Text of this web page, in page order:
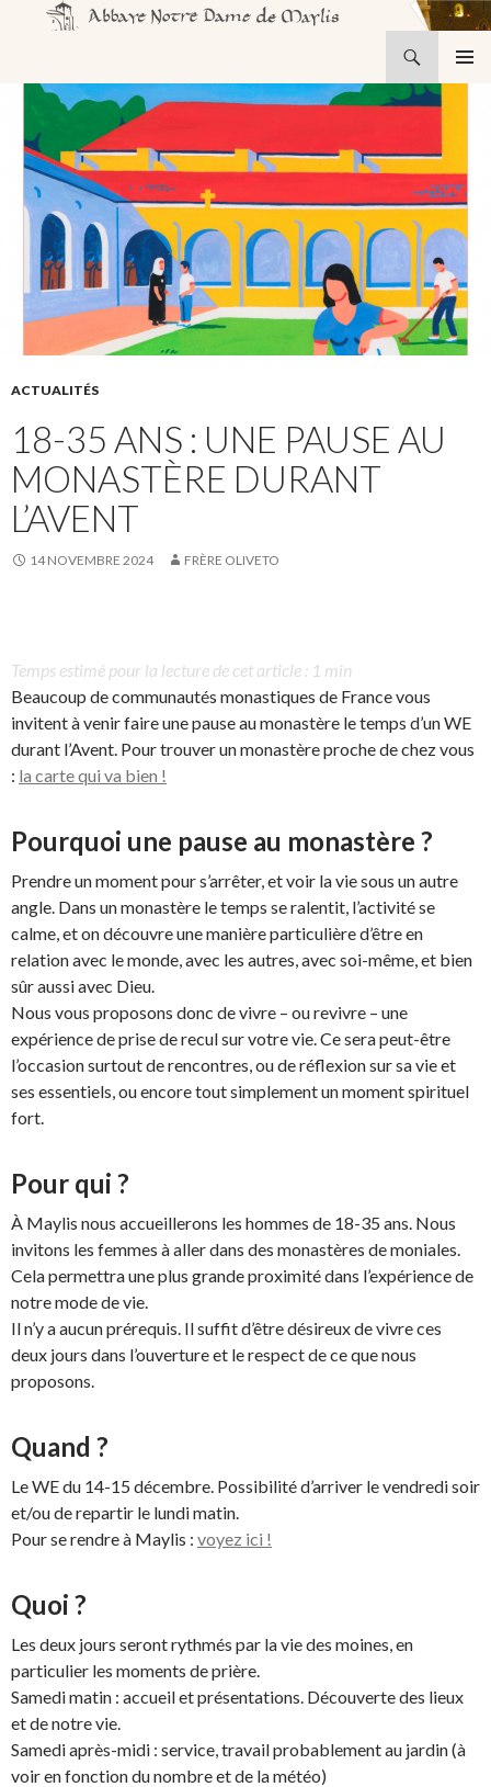
CONTENU
ACTUALITÉS
18-35 ANS : UNE PAUSE AU
MONASTÈRE DURANT
L’AVENT
14 NOVEMBRE 2024 FRÈRE OLIVETO
Temps estimé pour la lecture de cet article : 1 min
Beaucoup de communautés monastiques de France vous
invitent à venir faire une pause au monastère le temps d’un WE
durant l’Avent. Pour trouver un monastère proche de chez vous
: la carte qui va bien !
Pourquoi une pause au monastère ?
Prendre un moment pour s’arrêter, et voir la vie sous un autre
angle. Dans un monastère le temps se ralentit, l’activité se
calme, et on découvre une manière particulière d’être en
relation avec le monde, avec les autres, avec soi-même, et bien
sûr aussi avec Dieu.
Nous vous proposons donc de vivre – ou revivre – une
expérience de prise de recul sur votre vie. Ce sera peut-être
l’occasion surtout de rencontres, ou de réflexion sur sa vie et
ses essentiels, ou encore tout simplement un moment spirituel
fort.
Pour qui ?
À Maylis nous accueillerons les hommes de 18-35 ans. Nous
invitons les femmes à aller dans des monastères de moniales.
Cela permettra une plus grande proximité dans l’expérience de
notre mode de vie.
Il n’y a aucun prérequis. Il suffit d’être désireux de vivre ces
deux jours dans l’ouverture et le respect de ce que nous
proposons.
Quand ?
Le WE du 14-15 décembre. Possibilité d’arriver le vendredi soir
et/ou de repartir le lundi matin.
Pour se rendre à Maylis : voyez ici !
Quoi ?
Les deux jours seront rythmés par la vie des moines, en
particulier les moments de prière.
Samedi matin : accueil et présentations. Découverte des lieux
et de notre vie.
Samedi après-midi : service, travail probablement au jardin (à
voir en fonction du nombre et de la météo)